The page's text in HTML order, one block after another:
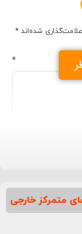
شده‌اند *
*
متمرکز خارجی